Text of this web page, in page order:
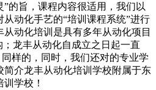
的旨，课程内容很适用，我们以
动化手艺的“培训课程系统”进行
动化培训是具有多年从动化项目
龙丰从动化自成立之日起一直
样的，同时，我们还对的专业学
简介龙丰从动化培训学校附属于东
学校！